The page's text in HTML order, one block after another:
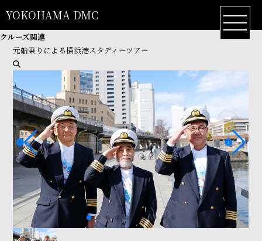
YOKOHAMA DMC
クルーズ関連
元船乗りによる横浜港スタディーツアー